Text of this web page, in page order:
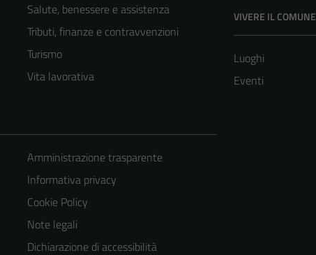
Salute, benessere e assistenza
Tributi, finanze e contravvenzioni
Turismo
Vita lavorativa
VIVERE IL COMUNE
Luoghi
Eventi
Amministrazione trasparente
Informativa privacy
Cookie Policy
Note legali
Dichiarazione di accessibilità
Tecnici
Questi cookie
sono necessari
per il